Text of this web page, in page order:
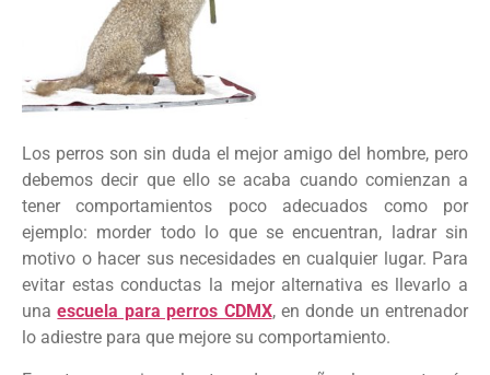
Los perros son sin duda el mejor amigo del hombre, pero
debemos decir que ello se acaba cuando comienzan a
tener comportamientos poco adecuados como por
ejemplo: morder todo lo que se encuentran, ladrar sin
motivo o hacer sus necesidades en cualquier lugar. Para
evitar estas conductas la mejor alternativa es llevarlo a
unaescuela para perros CDMX, en donde un entrenador
lo adiestre para que mejore su comportamiento.